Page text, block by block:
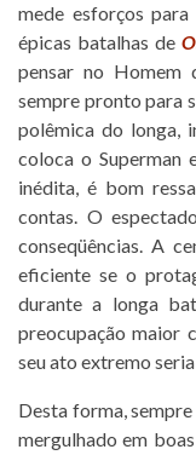
mede esforços
épicas batalhas de
pensar no Homem
sempre pronto para
polêmica do longa,
coloca o Superman
inédita, é bom
contas. O
conseqüências. A
eficiente se o
durante a longa
preocupação maior
seu ato extremo
Desta forma,
mergulhado em